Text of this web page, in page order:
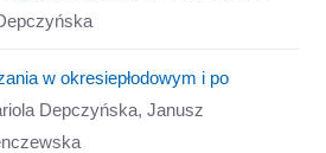
w okresiepłodowym i po
Depczyńska, Janusz